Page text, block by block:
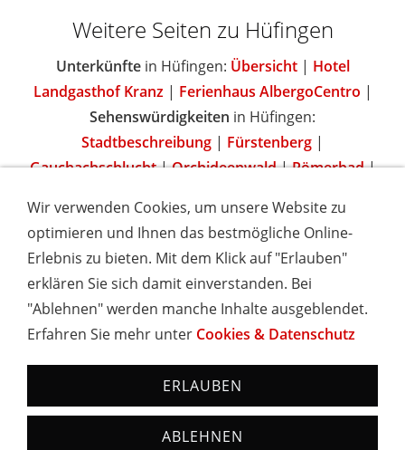
Weitere Seiten zu Hüfingen
Unterkünfte in Hüfingen: Übersicht| Hotel
Landgasthof Kranz| Ferienhaus AlbergoCentro |
Sehenswürdigkeiten in Hüfingen:
Stadtbeschreibung | Fürstenberg |
Gauchachschlucht|Orchideenwald|Römerbad|
IMPRESSUM COOKIES & DATENSCHUTZ
AGB
TOURISMUSHELD
WISSENSWERT
NEWSLETTER
Hotels und Ferienwohnungen im Schwarzwald - Urlaub in
Wir verwenden Cookies, um unsere Website zu
optimieren und Ihnen das bestmögliche Online-
Erlebnis zu bieten. Mit dem Klick auf "Erlauben"
erklären Sie sich damit einverstanden. Bei
"Ablehnen" werden manche Inhalte ausgeblendet.
Erfahren Sie mehr unter Cookies & Datenschutz
ERLAUBEN
ABLEHNEN